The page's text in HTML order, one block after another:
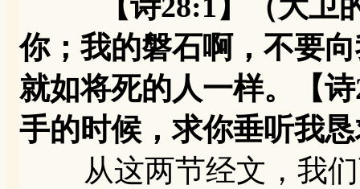
你；我的磐石啊，不要
就如将死的人一样。【
手的时候，求你垂听我
从这两节经文，我们